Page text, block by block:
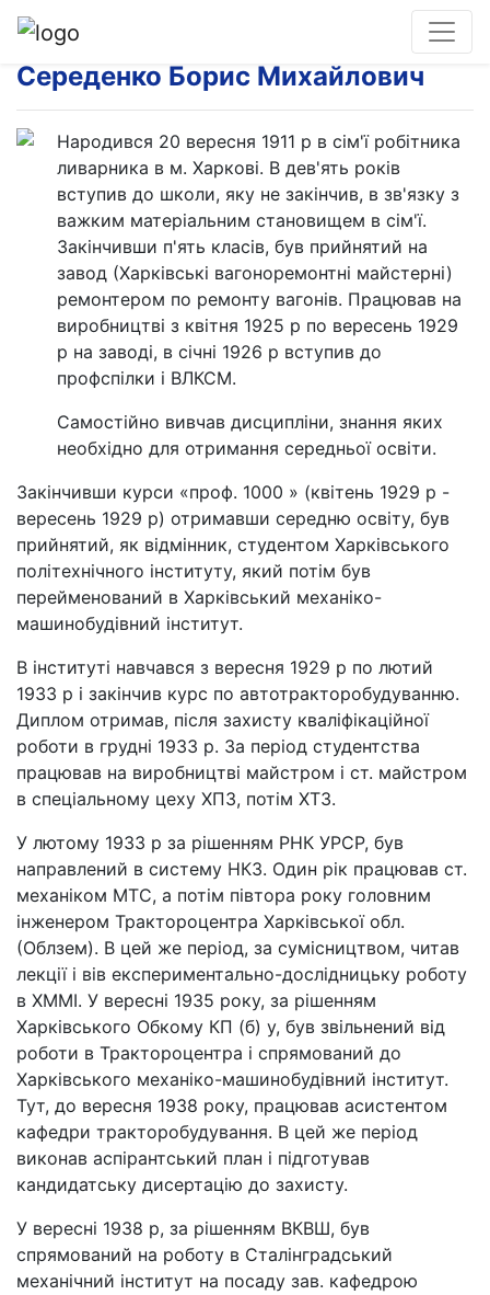
Середенко Борис Михайлович
Народився 20 вересня 1911 р в сім'ї робітника
ливарника в м. Харкові. В дев'ять років
вступив до школи, яку не закінчив, в зв'язку з
важким матеріальним становищем в сім'ї.
Закінчивши п'ять класів, був прийнятий на
завод (Харківські вагоноремонтні майстерні)
ремонтером по ремонту вагонів. Працював на
виробництві з квітня 1925 р по вересень 1929
р на заводі, в січні 1926 р вступив до
профспілки і ВЛКСМ.
Самостійно вивчав дисципліни, знання яких
необхідно для отримання середньої освіти.
Закінчивши курси «проф. 1000 » (квітень 1929 р -
вересень 1929 р) отримавши середню освіту, був
прийнятий, як відмінник, студентом Харківського
політехнічного інституту, який потім був
перейменований в Харківський механіко-
машинобудівний інститут.
В інституті навчався з вересня 1929 р по лютий
1933 р і закінчив курс по автотракторобудуванню.
Диплом отримав, після захисту кваліфікаційної
роботи в грудні 1933 р. За період студентства
працював на виробництві майстром і ст. майстром
в спеціальному цеху ХПЗ, потім ХТЗ.
У лютому 1933 р за рішенням РНК УРСР, був
направлений в систему НКЗ. Один рік працював ст.
механіком МТС, а потім півтора року головним
інженером Трактороцентра Харківської обл.
(Облзем). В цей же період, за сумісництвом, читав
лекції і вів експериментально-дослідницьку роботу
в ХММІ. У вересні 1935 року, за рішенням
Харківського Обкому КП (б) у, був звільнений від
роботи в Трактороцентра і спрямований до
Харківського механіко-машинобудівний інститут.
Тут, до вересня 1938 року, працював асистентом
кафедри тракторобудування. В цей же період
виконав аспірантський план і підготував
кандидатську дисертацію до захисту.
У вересні 1938 р, за рішенням ВКВШ, був
спрямований на роботу в Сталінградський
механічний інститут на посаду зав. кафедрою